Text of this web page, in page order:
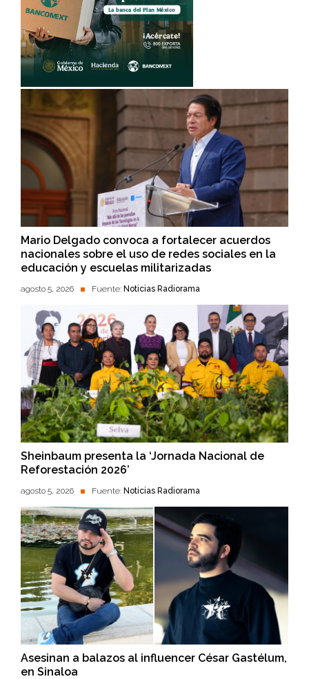
Mario Delgado convoca a fortalecer acuerdos
nacionales sobre el uso de redes sociales en la
educación y escuelas militarizadas
agosto 5, 2026 Fuente: Noticias Radiorama
Sheinbaum presenta la ‘Jornada Nacional de
Reforestación 2026’
agosto 5, 2026 Fuente: Noticias Radiorama
Asesinan a balazos al influencer César Gastélum,
en Sinaloa